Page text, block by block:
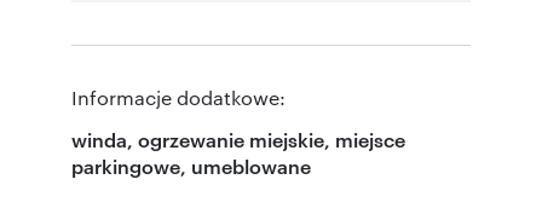
Informacje dodatkowe:
winda, ogrzewanie miejskie, miejsce
parkingowe, umeblowane